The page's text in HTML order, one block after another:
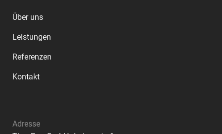
Über uns
Leistungen
Referenzen
Kontakt
Adresse